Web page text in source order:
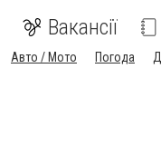
Вакансії
Авто / Мото Погода